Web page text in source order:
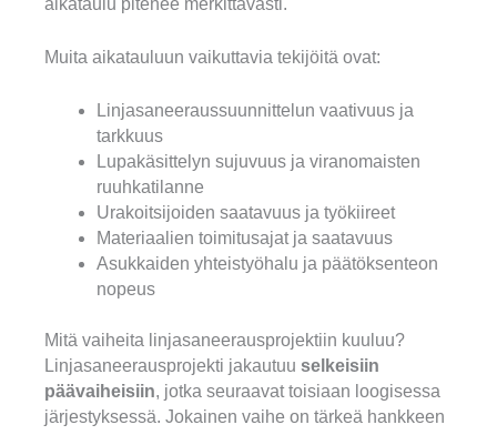
aikataulu pitenee merkittävästi.
Muita aikatauluun vaikuttavia tekijöitä ovat:
Linjasaneeraussuunnittelun vaativuus ja
tarkkuus
Lupakäsittelyn sujuvuus ja viranomaisten
ruuhkatilanne
Urakoitsijoiden saatavuus ja työkiireet
Materiaalien toimitusajat ja saatavuus
Asukkaiden yhteistyöhalu ja päätöksenteon
nopeus
Mitä vaiheita linjasaneerausprojektiin kuuluu?
Linjasaneerausprojekti jakautuu selkeisiin
päävaiheisiin, jotka seuraavat toisiaan loogisessa
järjestyksessä. Jokainen vaihe on tärkeä hankkeen